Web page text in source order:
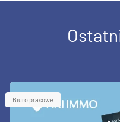
Biuro prasowe